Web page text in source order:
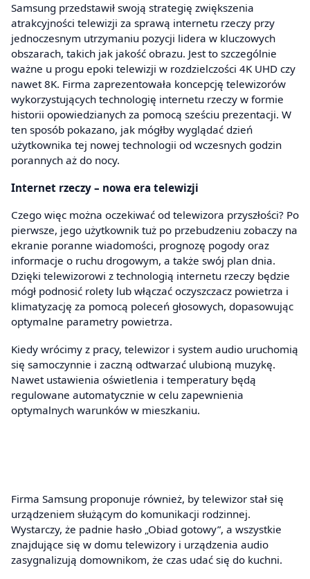
Samsung przedstawił swoją strategię zwiększenia
atrakcyjności telewizji za sprawą internetu rzeczy przy
jednoczesnym utrzymaniu pozycji lidera w kluczowych
obszarach, takich jak jakość obrazu. Jest to szczególnie
ważne u progu epoki telewizji w rozdzielczości 4K UHD czy
nawet 8K. Firma zaprezentowała koncepcję telewizorów
wykorzystujących technologię internetu rzeczy w formie
historii opowiedzianych za pomocą sześciu prezentacji. W
ten sposób pokazano, jak mógłby wyglądać dzień
użytkownika tej nowej technologii od wczesnych godzin
porannych aż do nocy.
Internet rzeczy – nowa era telewizji
Czego więc można oczekiwać od telewizora przyszłości? Po
pierwsze, jego użytkownik tuż po przebudzeniu zobaczy na
ekranie poranne wiadomości, prognozę pogody oraz
informacje o ruchu drogowym, a także swój plan dnia.
Dzięki telewizorowi z technologią internetu rzeczy będzie
mógł podnosić rolety lub włączać oczyszczacz powietrza i
klimatyzację za pomocą poleceń głosowych, dopasowując
optymalne parametry powietrza.
Kiedy wrócimy z pracy, telewizor i system audio uruchomią
się samoczynnie i zaczną odtwarzać ulubioną muzykę.
Nawet ustawienia oświetlenia i temperatury będą
regulowane automatycznie w celu zapewnienia
optymalnych warunków w mieszkaniu.
Firma Samsung proponuje również, by telewizor stał się
urządzeniem służącym do komunikacji rodzinnej.
Wystarczy, że padnie hasło „Obiad gotowy”, a wszystkie
znajdujące się w domu telewizory i urządzenia audio
zasygnalizują domownikom, że czas udać się do kuchni.